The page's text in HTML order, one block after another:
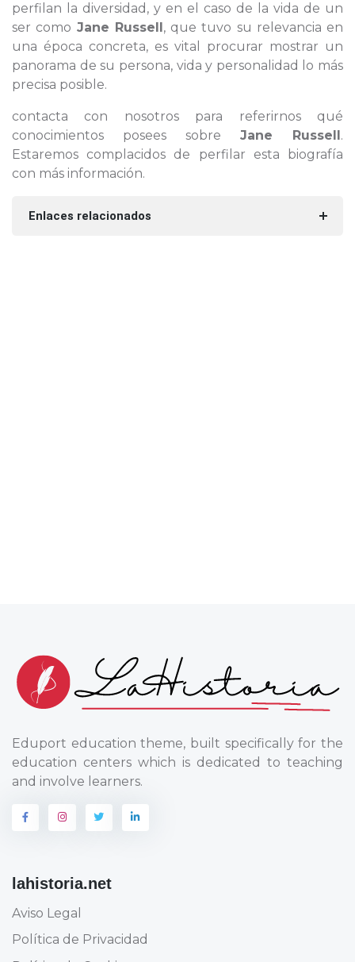
perfilan la diversidad, y en el caso de la vida de un
ser como Jane Russell, que tuvo su relevancia en
una época concreta, es vital procurar mostrar un
panorama de su persona, vida y personalidad lo más
precisa posible.
contacta con nosotros para referirnos qué
conocimientos posees sobre Jane Russell.
Estaremos complacidos de perfilar esta biografía
con más información.
Enlaces relacionados
Eduport education theme, built specifically for the
education centers which is dedicated to teaching
and involve learners.
lahistoria.net
Aviso Legal
Política de Privacidad